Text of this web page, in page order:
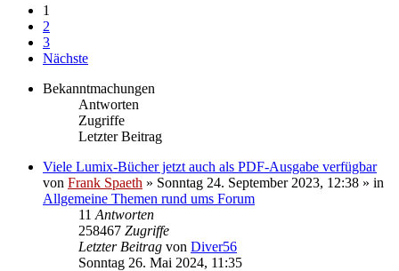
1
2
3
Nächste
Bekanntmachungen
Antworten
Zugriffe
Letzter Beitrag
Viele Lumix-Bücher jetzt auch als PDF-Ausgabe verfügbar
von Frank Spaeth » Sonntag 24. September 2023, 12:38 » in
Allgemeine Themen rund ums Forum
11 Antworten
258467 Zugriffe
Letzter Beitrag von Diver56
Sonntag 26. Mai 2024, 11:35